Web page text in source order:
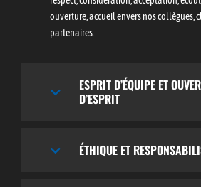
ouverture, accueil envers nos collègues,
partenaires.
ESPRIT D’ÉQUIPE ET
D’ESPRIT
ÉTHIQUE ET